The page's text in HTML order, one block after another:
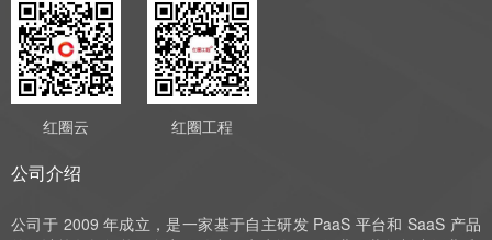
红圈云 红圈工程
公司介绍
公司于 2009 年成立，是一家基于自主研发 PaaS 平台和 SaaS 产品